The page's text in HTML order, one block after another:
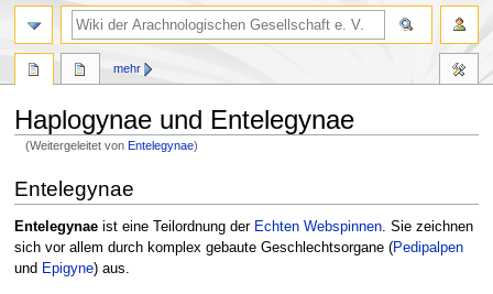
Haplogynae und Entelegynae
(Weitergeleitet vonEntelegynae)
Navigation
springen
Suche
springen
Entelegynae
Entelegynaeist eine Teilordnung der Echten Webspinnen. Sie zeichnen
sich vor allem durch komplex gebaute Geschlechtsorgane (Pedipalpen
und Epigyne) aus.
mehr